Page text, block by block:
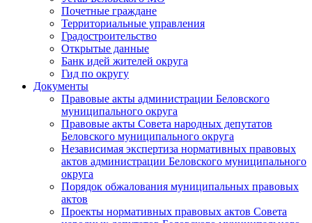
Почетные граждане
Территориальные управления
Градостроительство
Открытые данные
Банк идей жителей округа
Гид по округу
Документы
Правовые акты администрации Беловского
муниципального округа
Правовые акты Совета народных депутатов
Беловского муниципального округа
Независимая экспертиза нормативных правовых
актов администрации Беловского муниципального
округа
Порядок обжалования муниципальных правовых
актов
Проекты нормативных правовых актов Совета